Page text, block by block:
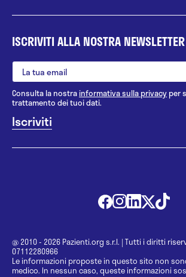
ISCRIVITI ALLA NOSTRA NEWSLETTER
Consulta la nostrainformativa sulla privacy per
trattamento dei tuoi dati.
@ 2010 - 2026 Pazienti.org s.r.l. | Tutti i diritti
07112280966
Le informazioni proposte in questo sito non
medico. In nessun caso, queste informazioni